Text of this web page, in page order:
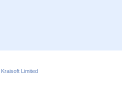
Kraisoft Limited